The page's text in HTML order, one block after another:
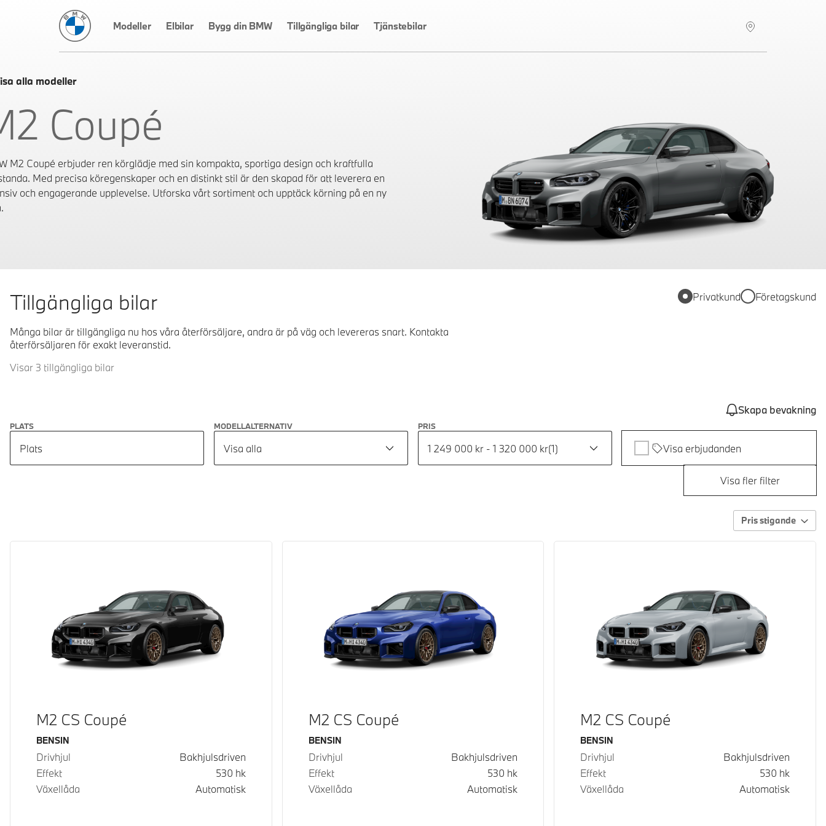
BMW Sverige
Modeller Elbilar Bygg din BMW Tillgängliga bilar Tjänstebilar
alla modeller
Coupé
M2 Coupé erbjuder ren körglädje med sin kompakta, sportiga design och kraftfulla
Med precisa köregenskaper och en distinkt stil är den skapad för att leverera en
och engagerande upplevelse. Utforska vårt sortiment och upptäck körning på en ny
Tillgängliga bilar
Många bilar är tillgängliga nu hos våra återförsäljare, andra är på väg och levereras snart. Kontakta
återförsäljaren för exakt leveranstid.
Visar 3 tillgängliga bilar
Privatkund Företagskund
Skapa bevakning
PLATS
Plats
MODELLALTERNATIV
Visa alla
PRIS
1 249 000 kr - 1 320 000 kr(1) Visa erbjudanden
Visa fler filter
Pris stigande
M2 CS Coupé
Bränsle
BENSIN
Drivhjul
Bakhjulsdriven
Effekt
530 hk
Växellåda
Automatisk
M2 CS Coupé
Bränsle
BENSIN
Drivhjul
Bakhjulsdriven
Effekt
530 hk
Växellåda
Automatisk
M2 CS Coupé
Bränsle
BENSIN
Drivhjul
Bakhjulsdriven
Effekt
530 hk
Växellåda
Automatisk